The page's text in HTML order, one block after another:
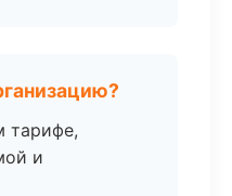
тарифе,
и